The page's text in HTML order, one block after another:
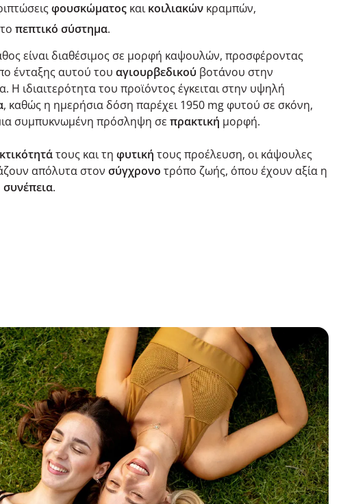
φουσκώματος καικοιλιακών κραμπών,
πεπτικό σύστημα.
είναι διαθέσιμος σε μορφή καψουλών, προσφέροντας
ένταξης αυτού του αγιουρβεδικού βοτάνου στην
Η ιδιαιτερότητα του προϊόντος έγκειται στην υψηλή
, καθώς η ημερήσια δόση παρέχει 1950 mg φυτού σε σκόνη,
συμπυκνωμένη πρόσληψη σε πρακτική μορφή.
τους και τη φυτική τους προέλευση, οι κάψουλες
απόλυτα στον σύγχρονο τρόπο ζωής, όπου έχουν αξία η
συνέπεια.